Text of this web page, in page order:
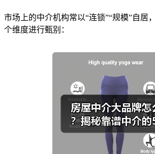
市场上的中介机构常以“连锁”“规模”自居
个维度进行甄别：